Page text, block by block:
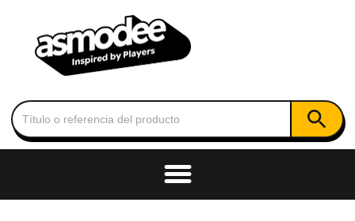
Buscar: Botón de